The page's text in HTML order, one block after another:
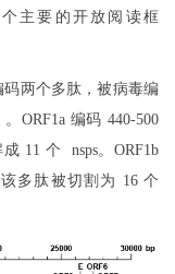
主要的开放阅读框
码两个多肽，被病毒编
ORF1a 编码 440-500
11 个 nsps。ORF1b
多肽被切割为 16 个